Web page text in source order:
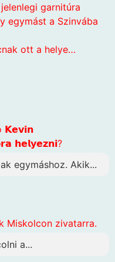
garnitúra
egymást a Szinvába
ott a helye…
𝗞𝗲𝘃𝗶𝗻
𝗵𝗲𝗹𝘆𝗲𝘇𝗻𝗶?
egymáshoz. Akik...
Miskolcon zivatarra.
a...